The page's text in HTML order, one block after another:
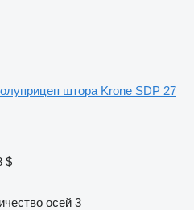
штора Krone SDP 27
$
осей 3